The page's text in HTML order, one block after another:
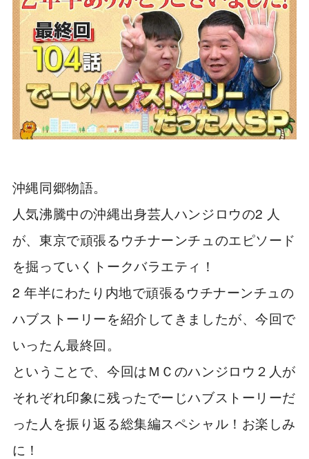
沖縄同郷物語。
人気沸騰中の沖縄出身芸人ハンジロウの2 人
が、東京で頑張るウチナーンチュのエピソード
を掘っていくトークバラエティ！
2 年半にわたり内地で頑張るウチナーンチュの
ハブストーリーを紹介してきましたが、今回で
いったん最終回。
ということで、今回はＭＣのハンジロウ２人が
それぞれ印象に残ったでーじハブストーリーだ
った人を振り返る総集編スペシャル！お楽しみ
に！